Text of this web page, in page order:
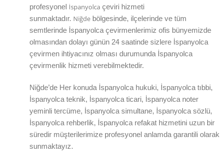
profesyonel İspanyolca çeviri hizmeti
sunmaktadır. Niğde bölgesinde, ilçelerinde ve tüm
semtlerinde İspanyolca çevirmenlerimiz ofis bünyemizde
olmasından dolayı günün 24 saatinde sizlere İspanyolca
çevirmen ihtiyacınız olması durumunda İspanyolca
çevirmenlik hizmeti verebilmektedir.
Niğde’de Her konuda İspanyolca hukuki, İspanyolca tıbbi,
İspanyolca teknik, İspanyolca ticari, İspanyolca noter
yeminli tercüme, İspanyolca simultane, İspanyolca sözlü,
İspanyolca rehberlik, İspanyolca refakat hizmetini uzun bir
süredir müşterilerimize profesyonel anlamda garantili olarak
sunmaktayız.